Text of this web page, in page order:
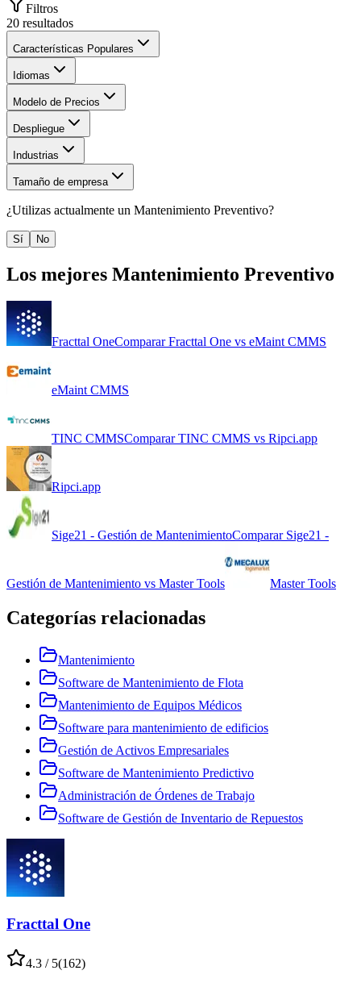
Filtros
20 resultados
Características Populares
Idiomas
Modelo de Precios
Despliegue
Industrias
Tamaño de empresa
¿Utilizas actualmente un Mantenimiento Preventivo?
Sí No
Los mejores Mantenimiento Preventivo
Fracttal OneComparar Fracttal One vs eMaint CMMS
eMaint CMMS
TINC CMMSComparar TINC CMMS vs Ripci.app
Ripci.app
Sige21 - Gestión de MantenimientoComparar Sige21 -
Gestión de Mantenimiento vs Master Tools Master Tools
Categorías relacionadas
Mantenimiento
Software de Mantenimiento de Flota
Mantenimiento de Equipos Médicos
Software para mantenimiento de edificios
Gestión de Activos Empresariales
Software de Mantenimiento Predictivo
Administración de Órdenes de Trabajo
Software de Gestión de Inventario de Repuestos
Fracttal One
4.3 / 5(162)